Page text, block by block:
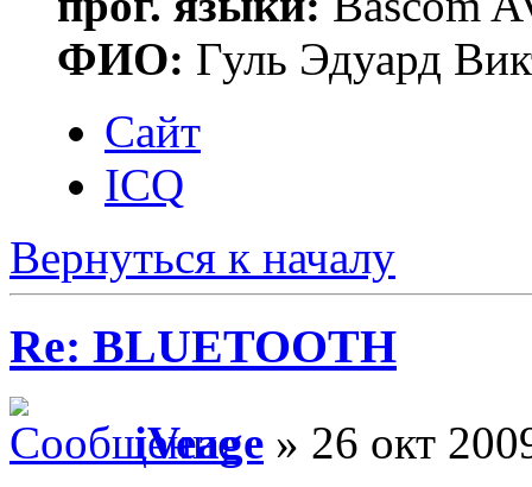
ФИО: Гуль Эдуард
Сайт
ICQ
Вернуться к началу
Re: BLUETOOTH
iVeage » 26 окт